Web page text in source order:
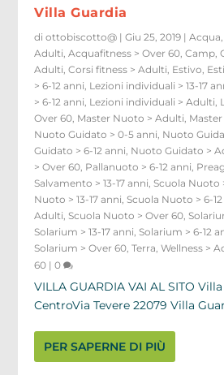
Villa Guardia
diottobiscotto@ |Giu 25, 2019 |Acqua
Adulti ,Acquafitness > Over 60 ,Camp ,
Adulti ,Corsi fitness > Adulti Estivo
> 6-12 anni Lezioni individuali > 13-17
> 6-12 anni Lezioni individuali > Adulti
Over 60 Master Nuoto > Adulti
Nuoto Guidato > 0-5 anni Nuoto
Guidato > 6-12 anni Nuoto Guidato >
> Over 60 Pallanuoto > 6-12 anni
Salvamento > 13-17 anni ,Scuola Nuoto
Nuoto > 13-17 anni ,Scuola Nuoto > 6-
Adulti ,Scuola Nuoto > Over 60 ,
Solarium > 13-17 anni ,Solarium > 6-12
Solarium > Over 60 ,Terra ,Wellness >
60 |0
VILLA GUARDIA VAI AL SITO
CentroVia Tevere 22079 Villa
PER SAPERNE DI PIÙ